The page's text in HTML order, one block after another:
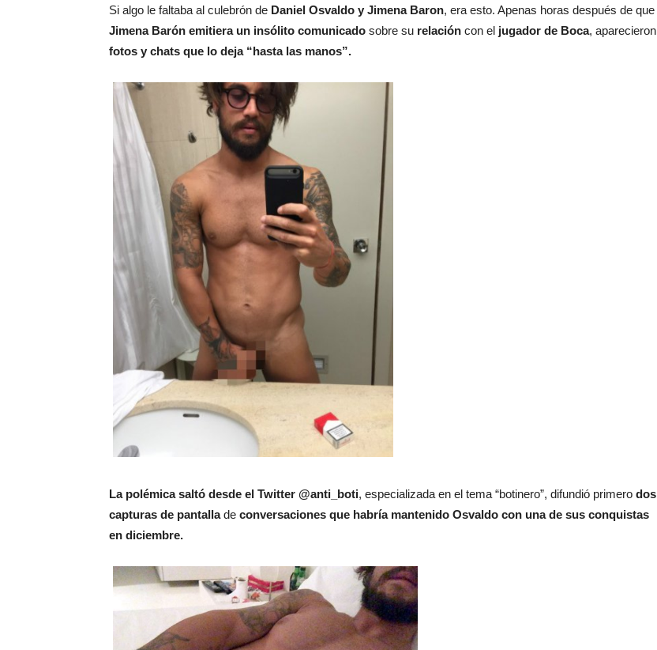
Si algo le faltaba al culebrón de Daniel Osvaldo y Jimena Baron, era esto. Apenas horas después de que
Jimena Barón emitiera un insólito comunicado sobre su relación con el jugador de Boca, aparecieron
fotos y chats que lo deja “hasta las manos”.
La polémica saltó desde el Twitter @anti_boti, especializada en el tema “botinero”, difundió primero dos
capturas de pantallade conversaciones que habría mantenido Osvaldo con una de sus conquistas
en diciembre.